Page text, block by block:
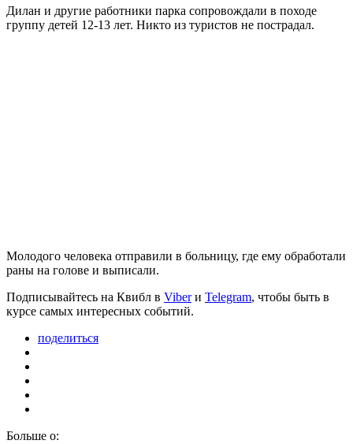
Дилан и другие работники парка сопровождали в походе
группу детей 12-13 лет. Никто из туристов не пострадал.
Молодого человека отправили в больницу, где ему обработали
раны на голове и выписали.
Подписывайтесь на Квибл в Viberи Telegram, чтобы быть в
курсе самых интересных событий.
поделиться
Больше о: